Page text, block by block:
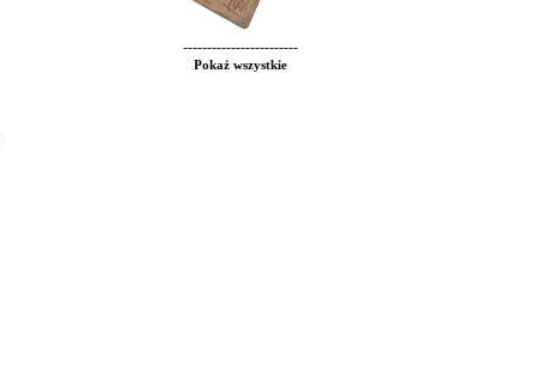
------------------------
Pokaż wszystkie